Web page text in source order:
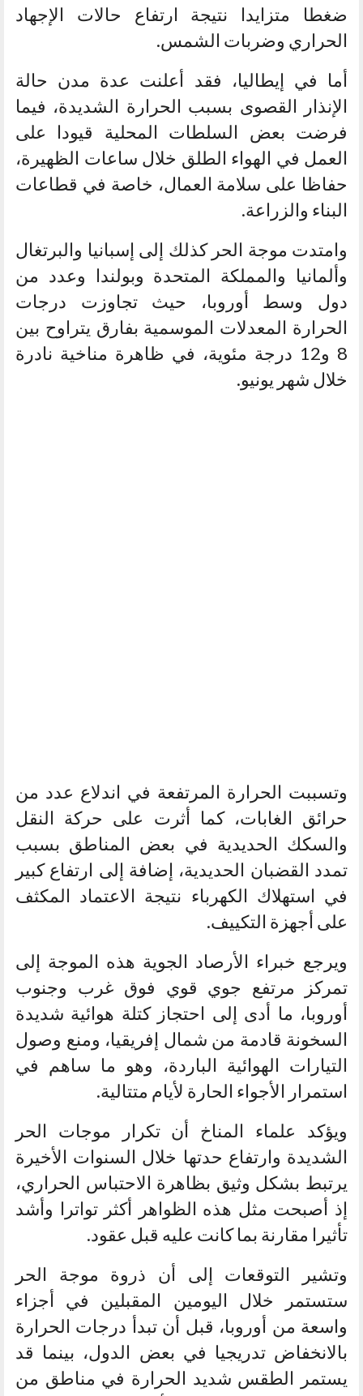
ضغطا متزايدا نتيجة ارتفاع حالات الإجهاد
الحراري وضربات الشمس.
أما في إيطاليا، فقد أعلنت عدة مدن حالة
الإنذار القصوى بسبب الحرارة الشديدة، فيما
فرضت بعض السلطات المحلية قيودا على
العمل في الهواء الطلق خلال ساعات الظهيرة،
حفاظا على سلامة العمال، خاصة في قطاعات
البناء والزراعة.
وامتدت موجة الحر كذلك إلى إسبانيا والبرتغال
وألمانيا والمملكة المتحدة وبولندا وعدد من
دول وسط أوروبا، حيث تجاوزت درجات
الحرارة المعدلات الموسمية بفارق يتراوح بين
8 و12 درجة مئوية، في ظاهرة مناخية نادرة
خلال شهر يونيو.
وتسببت الحرارة المرتفعة في اندلاع عدد من
حرائق الغابات، كما أثرت على حركة النقل
والسكك الحديدية في بعض المناطق بسبب
تمدد القضبان الحديدية، إضافة إلى ارتفاع كبير
في استهلاك الكهرباء نتيجة الاعتماد المكثف
على أجهزة التكييف.
ويرجع خبراء الأرصاد الجوية هذه الموجة إلى
تمركز مرتفع جوي قوي فوق غرب وجنوب
أوروبا، ما أدى إلى احتجاز كتلة هوائية شديدة
السخونة قادمة من شمال إفريقيا، ومنع وصول
التيارات الهوائية الباردة، وهو ما ساهم في
استمرار الأجواء الحارة لأيام متتالية.
ويؤكد علماء المناخ أن تكرار موجات الحر
الشديدة وارتفاع حدتها خلال السنوات الأخيرة
يرتبط بشكل وثيق بظاهرة الاحتباس الحراري،
إذ أصبحت مثل هذه الظواهر أكثر تواترا وأشد
تأثيرا مقارنة بما كانت عليه قبل عقود.
وتشير التوقعات إلى أن ذروة موجة الحر
ستستمر خلال اليومين المقبلين في أجزاء
واسعة من أوروبا، قبل أن تبدأ درجات الحرارة
بالانخفاض تدريجيا في بعض الدول، بينما قد
يستمر الطقس شديد الحرارة في مناطق من